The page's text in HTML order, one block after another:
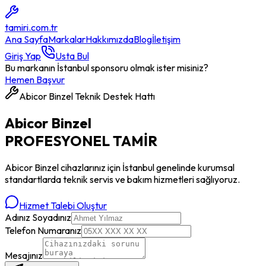
tamiri.com.tr
Ana SayfaMarkalarHakkımızdaBlogİletişim
Giriş Yap
Usta Bul
Bu markanın İstanbul sponsoru olmak ister misiniz?
Hemen Başvur
Abicor BinzelTeknik Destek Hattı
Abicor Binzel
PROFESYONELTAMİR
Abicor Binzelcihazlarınız için İstanbul genelinde kurumsal
standartlarda teknik servis ve bakım hizmetleri sağlıyoruz.
Hizmet Talebi Oluştur
Adınız Soyadınız
Telefon Numaranız
Mesajınız